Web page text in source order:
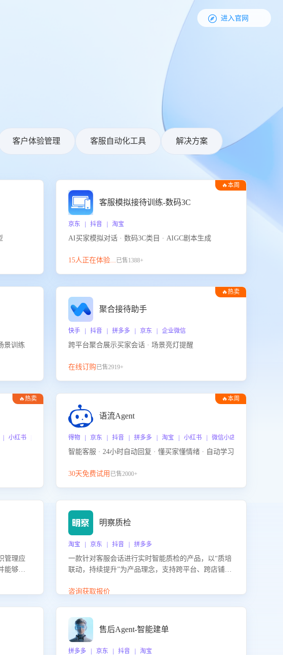
 进入官网
客户体验管理 客服自动化工具 解决方案
🔥本周
客服模拟接待训练-数码3C
京东 | 抖音 | 淘宝
AI买家模拟对话 · 数码3C类目 · AIGC剧本生成
15人正在体验...已售1388+
景训练
🔥热卖
聚合接待助手
快手 | 抖音 | 拼多多 | 京东 | 企业微信
跨平台聚合展示买家会话 · 场景亮灯提醒
在线订购已售2919+
🔥热卖
红书 | 得物 | 企业微信
🔥本周
语流Agent
得物 | 京东 | 抖音 | 拼多多 | 淘宝 | 小红书 | 微信小店 | 快手 | 唯品
智能客服 · 24小时自动回复 · 懂买家懂情绪 · 自动学习
30天免费试用 已售2000+
管理应
能够基
用知
明察质检
淘宝 | 京东 | 抖音 | 拼多多
一款针对客服会话进行实时智能质检的产品，以“质培
联动，持续提升”为产品理念，支持跨平台、跨店铺的
联动，持续提升客服团队的销服能力。
咨询获取报价
售后Agent-智能建单
拼多多 | 京东 | 抖音 | 淘宝